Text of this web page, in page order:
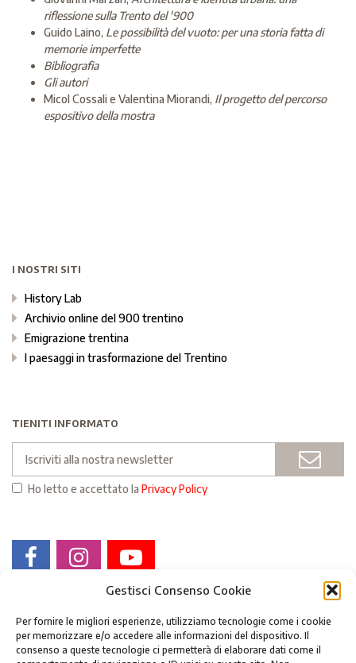
Gestisci Consenso Cookie
Per fornire le migliori esperienze, utilizziamo tecnologie come i cookie
per memorizzare e/o accedere alle informazioni del dispositivo. Il
consenso a queste tecnologie ci permetterà di elaborare dati come il
riflessione sulla Trento del '900
Guido Laino, Le possibilità del vuoto: per una storia fatta di
memorie imperfette
Bibliografia
Gli autori
Micol Cossali e Valentina Miorandi, Il progetto del percorso
espositivo della mostra
I NOSTRI SITI
History Lab
Archivio online del 900 trentino
Emigrazione trentina
I paesaggi in trasformazione del Trentino
TIENITI INFORMATO
Ho letto e accettato la Privacy Policy